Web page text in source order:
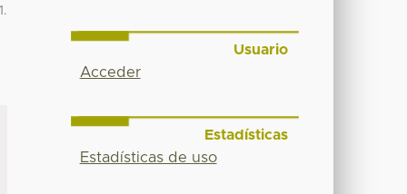
Usuario
Acceder
Estadísticas
Estadísticas de uso